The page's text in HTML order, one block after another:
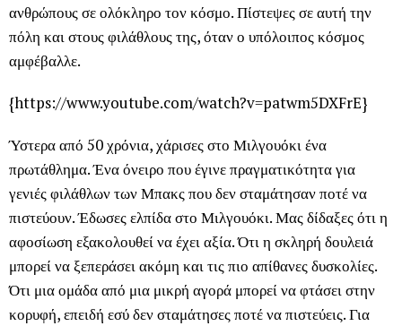
ανθρώπους σε ολόκληρο τον κόσμο. Πίστεψες σε αυτή την
πόλη και στους φιλάθλους της, όταν ο υπόλοιπος κόσμος
αμφέβαλλε.
{https://www.youtube.com/watch?v=patwm5DXFrE}
Ύστερα από 50 χρόνια, χάρισες στο Μιλγουόκι ένα
πρωτάθλημα. Ένα όνειρο που έγινε πραγματικότητα για
γενιές φιλάθλων των Μπακς που δεν σταμάτησαν ποτέ να
πιστεύουν. Έδωσες ελπίδα στο Μιλγουόκι. Μας δίδαξες ότι η
αφοσίωση εξακολουθεί να έχει αξία. Ότι η σκληρή δουλειά
μπορεί να ξεπεράσει ακόμη και τις πιο απίθανες δυσκολίες.
Ότι μια ομάδα από μια μικρή αγορά μπορεί να φτάσει στην
κορυφή, επειδή εσύ δεν σταμάτησες ποτέ να πιστεύεις. Για